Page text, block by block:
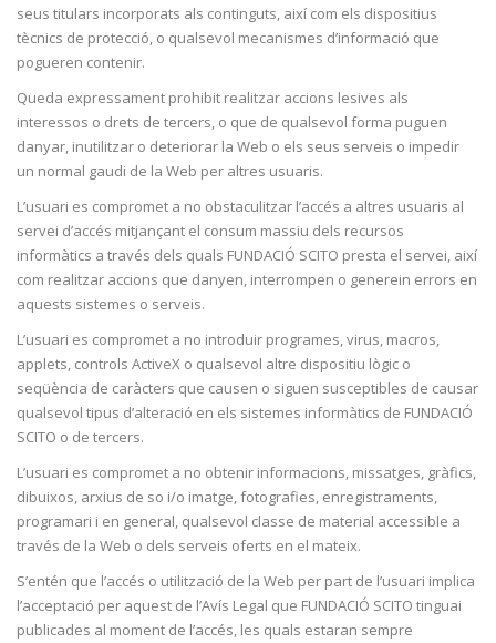
seus titulars incorporats als continguts, així com els dispositius
tècnics de protecció, o qualsevol mecanismes d’informació que
pogueren contenir.
Queda expressament prohibit realitzar accions lesives als
interessos o drets de tercers, o que de qualsevol forma puguen
danyar, inutilitzar o deteriorar la Web o els seus serveis o impedir
un normal gaudi de la Web per altres usuaris.
L’usuari es compromet a no obstaculitzar l’accés a altres usuaris al
servei d’accés mitjançant el consum massiu dels recursos
informàtics a través dels quals FUNDACIÓ SCITO presta el servei, així
com realitzar accions que danyen, interrompen o generein errors en
aquests sistemes o serveis.
L’usuari es compromet a no introduir programes, virus, macros,
applets, controls ActiveX o qualsevol altre dispositiu lògic o
seqüència de caràcters que causen o siguen susceptibles de causar
qualsevol tipus d’alteració en els sistemes informàtics de FUNDACIÓ
SCITO o de tercers.
L’usuari es compromet a no obtenir informacions, missatges, gràfics,
dibuixos, arxius de so i/o imatge, fotografies, enregistraments,
programari i en general, qualsevol classe de material accessible a
través de la Web o dels serveis oferts en el mateix.
S’entén que l’accés o utilització de la Web per part de l’usuari implica
l’acceptació per aquest de l’Avís Legal que FUNDACIÓ SCITO tinguai
publicades al moment de l’accés, les quals estaran sempre